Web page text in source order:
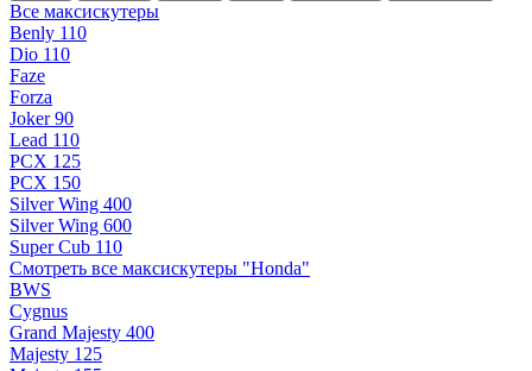
Все максискутеры
Benly 110
Dio 110
Faze
Forza
Joker 90
Lead 110
PCX 125
PCX 150
Silver Wing 400
Silver Wing 600
Super Cub 110
Смотреть все максискутеры "Honda"
BWS
Cygnus
Grand Majesty 400
Majesty 125